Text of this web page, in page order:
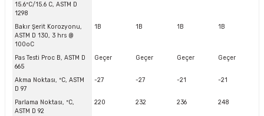
15.6ºC/15.6 C, ASTM D
1298
Bakır Şerit Korozyonu,
ASTM D 130, 3 hrs @
100oC
1B 1B 1B 1B
Pas Testi Proc B, ASTM D
665
Geçer Geçer Geçer Geçer
Akma Noktası, ºC, ASTM
D 97
-27 -27 -21 -21
Parlama Noktası, ºC,
ASTM D 92
220 232 236 248